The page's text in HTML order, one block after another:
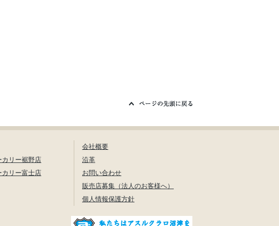
カリー裾野店
カリー富士店
会社概要
沿革
お問い合わせ
販売店募集（法人のお客様へ）
個人情報保護方針